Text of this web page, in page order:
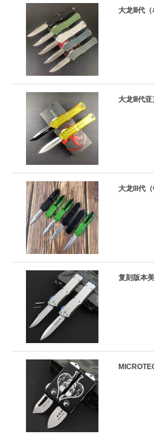
大龙Ⅲ代（
大龙Ⅲ代亚
大龙III代（
复刻版本